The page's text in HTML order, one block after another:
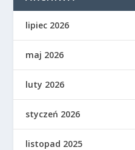
lipiec 2026
maj 2026
luty 2026
styczeń 2026
listopad 2025